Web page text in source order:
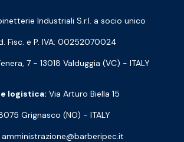
Industriali S.r.l. a socio unico
Fisc. e P. IVA: 00252070024
7 - 13018 Valduggia (VC) - ITALY
logistica: Via Arturo Biella 15
Grignasco (NO) - ITALY
amministrazione@barberipec.it